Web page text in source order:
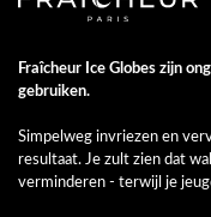
Fraîcheur Ice Globes zijn
gebruiken.
Simpelweg invriezen en
resultaat. Je zult zien dat
verminderen - terwijl je